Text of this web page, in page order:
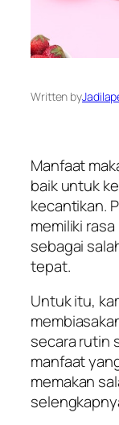
Written by
Manfaat
baik untuk
kecantikan.
memiliki
sebagai
tepat.
Untuk itu,
secara rutin
manfaat
memakan